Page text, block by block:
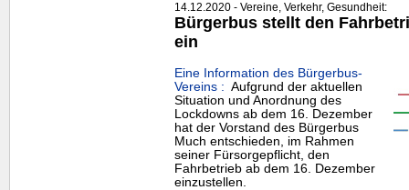
14.12.2020 - Vereine, Verkehr, Gesundheit:
Bürgerbus stellt den
ein
Eine Information des Bürgerbus-
Vereins : Aufgrund der aktuellen
Situation und Anordnung des
Lockdowns ab dem 16. Dezember
hat der Vorstand des Bürgerbus
Much entschieden, im Rahmen
seiner Fürsorgepflicht, den
Fahrbetrieb ab dem 16. Dezember
einzustellen.